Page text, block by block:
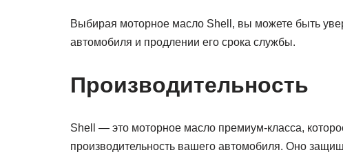
Выбирая моторное масло Shell, вы можете быть
автомобиля и продлении его срока службы.
Производительность
Shell — это моторное масло премиум-класса,
производительность вашего автомобиля. Оно